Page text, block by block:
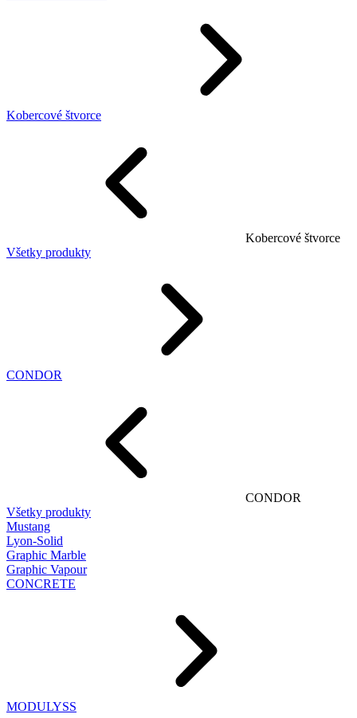
Kobercové štvorce
Kobercové štvorce
Všetky produkty
CONDOR
CONDOR
Všetky produkty
Mustang
Lyon-Solid
Graphic Marble
Graphic Vapour
CONCRETE
MODULYSS